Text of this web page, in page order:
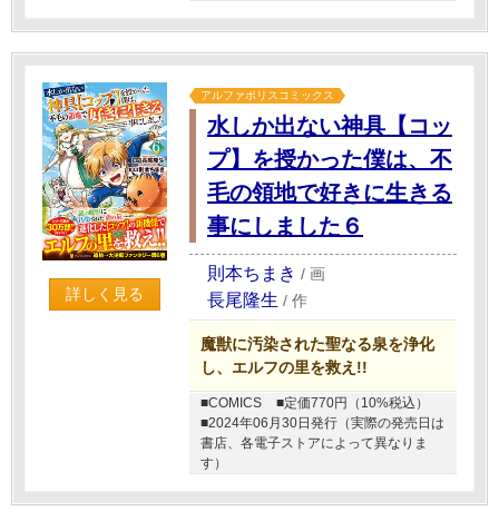
詳しく見る
アルファポリスコミックス
水しか出ない神具【コッ
プ】を授かった僕は、不
毛の領地で好きに生きる
事にしました６
則本ちまき / 画
長尾隆生 / 作
魔獣に汚染された聖なる泉を浄化
し、エルフの里を救え!!
■COMICS
■定価770円（10%税込）
■2024年06月30日発行（実際の発売日は
書店、各電子ストアによって異なりま
す）